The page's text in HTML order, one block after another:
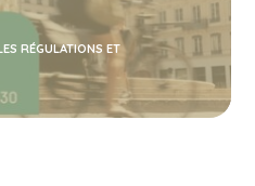
RÉGULATIONS ET